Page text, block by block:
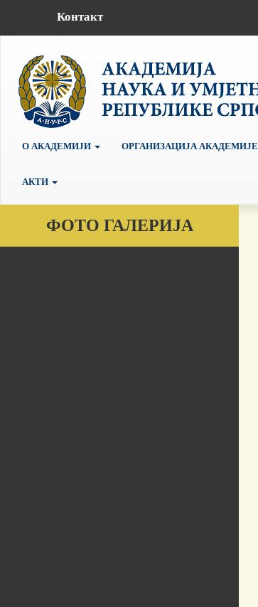
Контакт
О АКАДЕМИЈИ ОРГАНИЗАЦИЈА АКАДЕМИЈЕ
АКТИ
ФОТО ГАЛЕРИЈА